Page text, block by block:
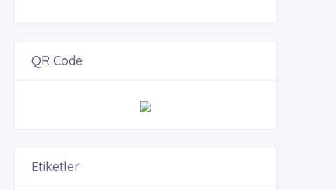
QR Code
Etiketler